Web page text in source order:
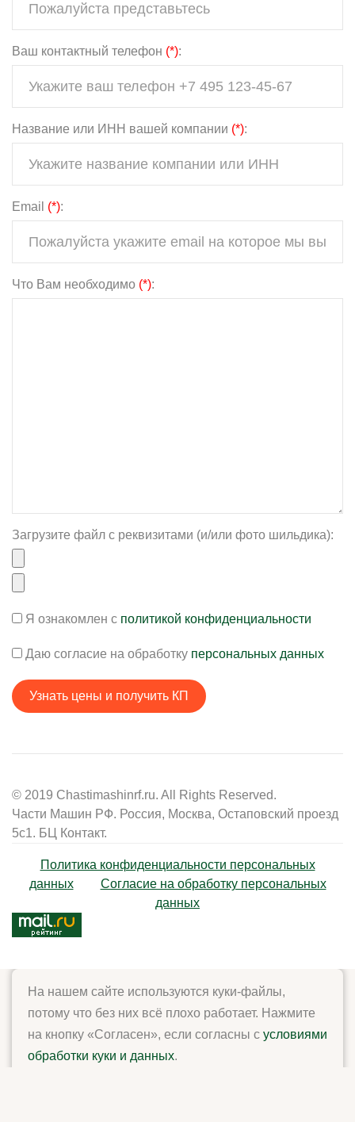
Ваш контактный телефон (*):
Название или ИНН вашей компании (*):
Email (*):
Что Вам необходимо (*):
Загрузите файл с реквизитами (и/или фото шильдика):
Я ознакомлен с политикой конфиденциальности
Даю согласие на обработку персональных данных
© 2019 Chastimashinrf.ru. All Rights Reserved.
Части Машин РФ. Россия, Москва, Остаповский проезд
5с1. БЦ Контакт.
Политика конфиденциальности персональных
данных
Согласие на обработку персональных
данных
На нашем сайте используются куки-файлы,
потому что без них всё плохо работает. Нажмите
на кнопку «Согласен», если согласны с условиями
обработки куки и данных.